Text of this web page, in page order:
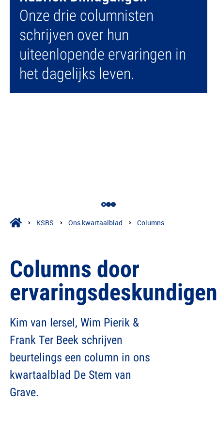
Onze drie columnisten
schrijven over hun
uiteenlopende ervaringen in
het dagelijks leven.
Onze drie columnisten
schrijven over hun
uiteenlopende ervaringen in
het dagelijks leven.
Onze drie columnisten
schrijven over hun
uiteenlopende ervaringen in
het dagelijks leven.
KSBS Ons kwartaalblad Columns
Columns door
ervaringsdeskundigen
Kim van Iersel, Wim Pierik &
Frank Ter Beek schrijven
beurtelings een column in ons
kwartaalblad De Stem van
Grave.